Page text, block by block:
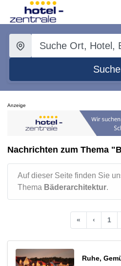
Anzeige
Nachrichten zum Thema
Auf dieser Seite finden Sie
Thema Bäderarchitektur.
« ‹ 1
Ruhe,